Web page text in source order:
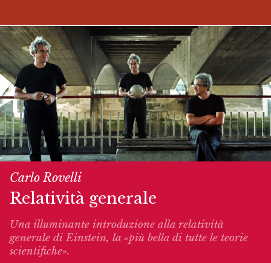
Carlo Rovelli
Relatività generale
Una illuminante introduzione alla relatività
generale di Einstein, la «più bella di tutte le teorie
scientifiche».